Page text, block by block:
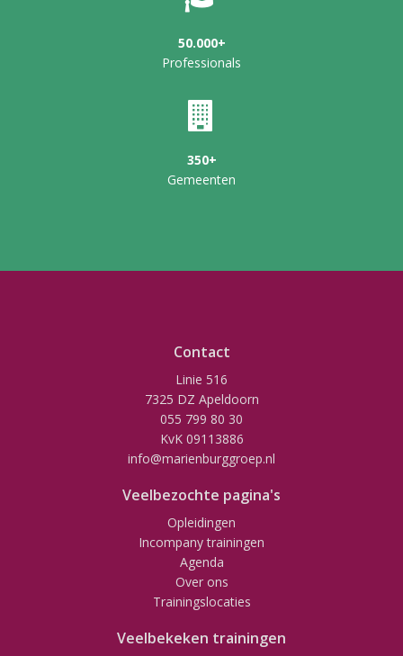
50.000+
Professionals
350+
Gemeenten
Contact
Linie 516
7325 DZ Apeldoorn
055 799 80 30
KvK 09113886
info@marienburggroep.nl
Veelbezochte pagina's
Opleidingen
Incompany trainingen
Agenda
Over ons
Trainingslocaties
Veelbekeken trainingen